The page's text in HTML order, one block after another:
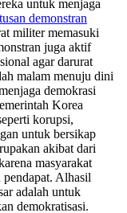
untuk menjaga
demonstran
militer memasuki
juga aktif
agar darurat
malam menuju dini
demokrasi
Korea
korupsi,
untuk bersikap
akibat dari
masyarakat
pendapat. Alhasil
adalah untuk
demokratisasi.